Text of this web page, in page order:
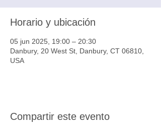
Horario y ubicación
05 jun 2025, 19:00 – 20:30
Danbury, 20 West St, Danbury, CT 06810,
USA
Compartir este evento